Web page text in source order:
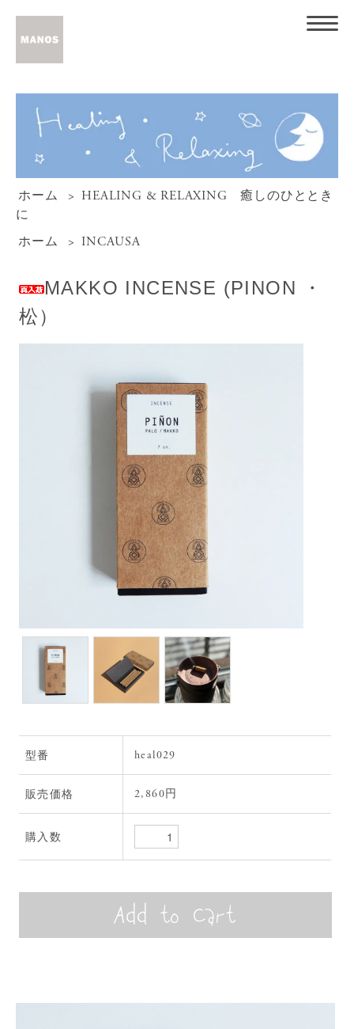
ホーム > HEALING & RELAXING 癒しのひととき
に
ホーム
> INCAUSA
MAKKO INCENSE (PINON ・
松）
型番 heal029
販売価格 2,860円
購入数